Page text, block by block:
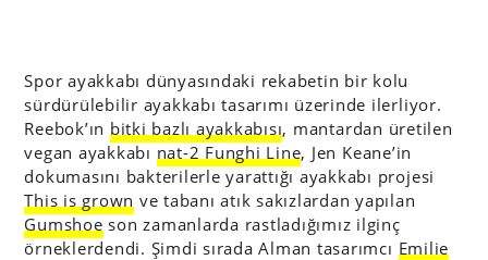
Spor ayakkabı dünyasındaki rekabetin bir kolu
sürdürülebilir ayakkabı tasarımı üzerinde ilerliyor.
Reebok’ın bitki bazlı ayakkabısı, mantardan üretilen
vegan ayakkabı nat-2 Funghi Line, Jen Keane’in
dokumasını bakterilerle yarattığı ayakkabı projesi
This is grown ve tabanı atık sakızlardan yapılan
Gumshoe son zamanlarda rastladığımız ilginç
örneklerdendi. Şimdi sırada Alman tasarımcı Emilie